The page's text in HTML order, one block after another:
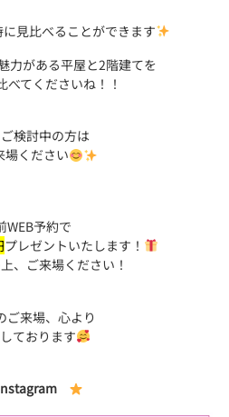
見比べることができます
力がある平屋と2階建てを
べてくださいね！！
検討中の方は
場ください
WEB予約で
プレゼントいたします！
、ご来場ください！
ご来場、心より
ております